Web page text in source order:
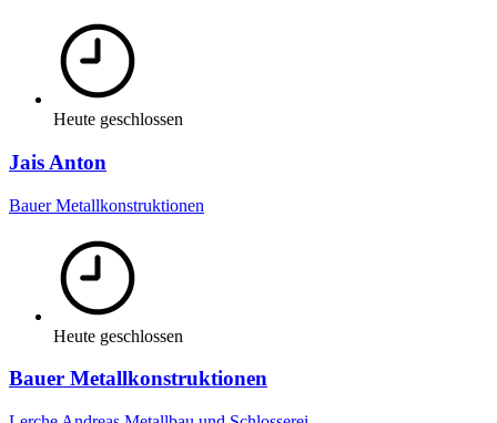
Heute geschlossen
Jais Anton
Bauer Metallkonstruktionen
Heute geschlossen
Bauer Metallkonstruktionen